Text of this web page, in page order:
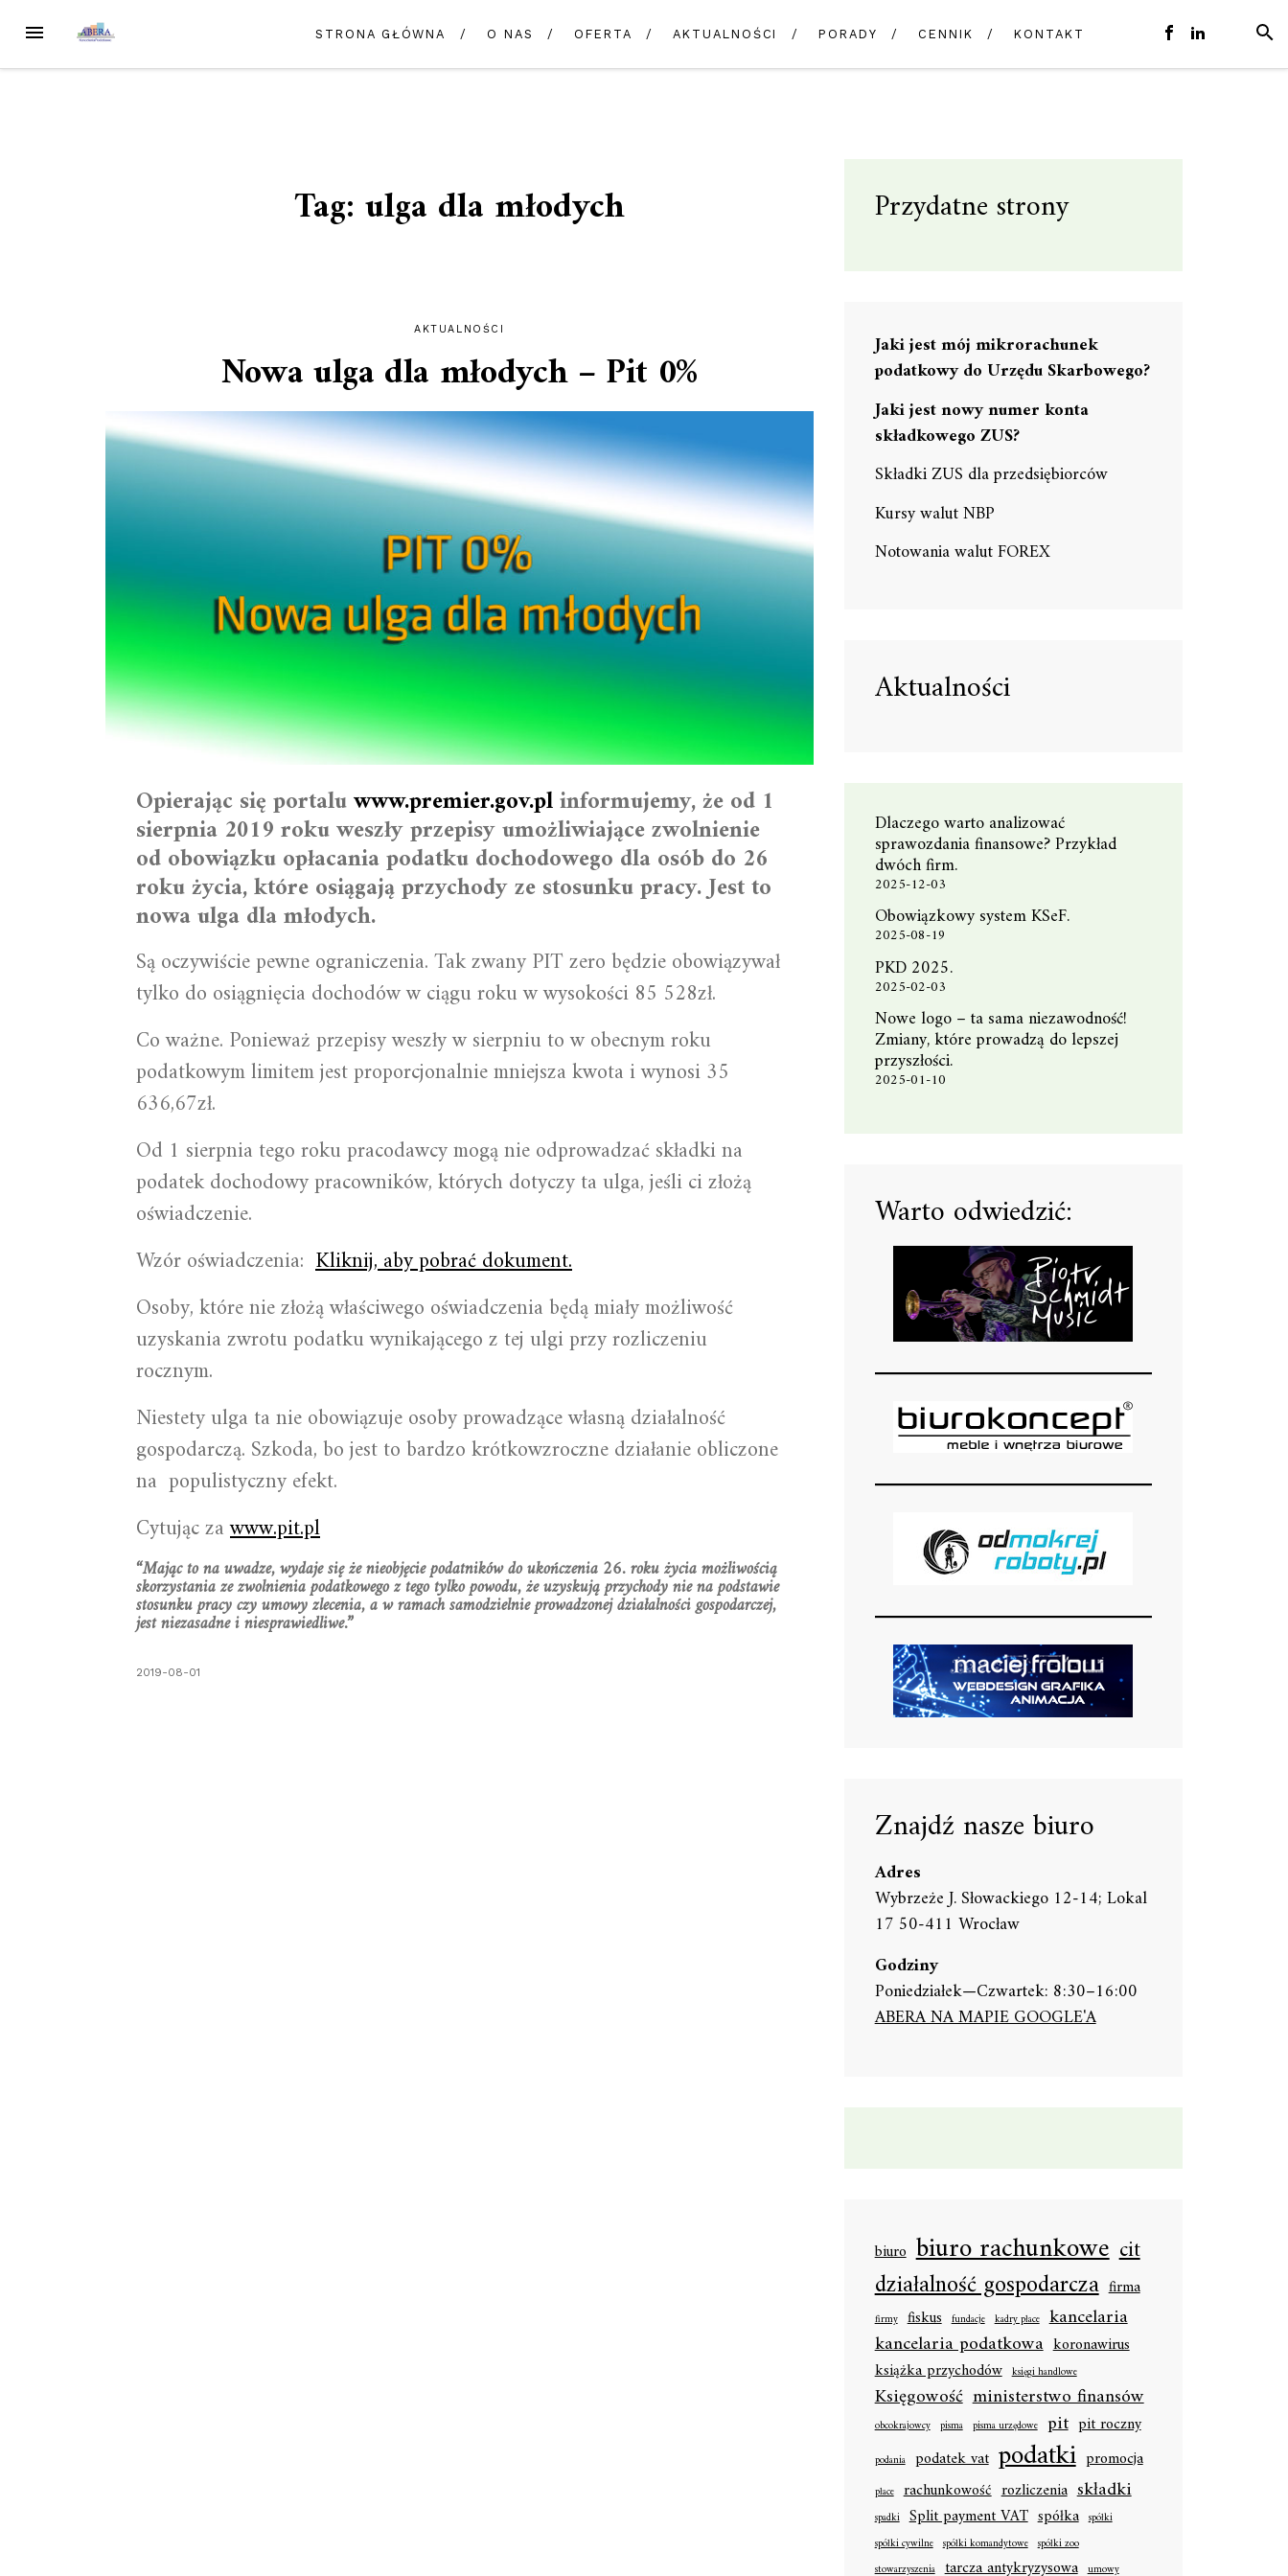
treści
MENU
STRONA GŁÓWNA O NAS OFERTA AKTUALNOŚCI PORADY CENNIK KONTAKT
Tag: ulga dla młodych
AKTUALNOŚCI
Nowa ulga dla młodych – Pit 0%
Opierając się portaluwww.premier.gov.plinformujemy, że od 1
sierpnia 2019 roku weszły przepisy umożliwiające zwolnienie
od obowiązku opłacania podatku dochodowego dla osób do 26
roku życia, które osiągają przychody ze stosunku pracy. Jest to
nowa ulga dla młodych.
Są oczywiście pewne ograniczenia. Tak zwany PIT zero będzie obowiązywał
tylko do osiągnięcia dochodów w ciągu roku w wysokości 85 528zł.
Co ważne. Ponieważ przepisy weszły w sierpniu to w obecnym roku
podatkowym limitem jest proporcjonalnie mniejsza kwota i wynosi 35
636,67zł.
Od 1 sierpnia tego roku pracodawcy mogą nie odprowadzać składki na
podatek dochodowy pracowników, których dotyczy ta ulga, jeśli ci złożą
oświadczenie.
Wzór oświadczenia: Kliknij, aby pobrać dokument.
Osoby, które nie złożą właściwego oświadczenia będą miały możliwość
uzyskania zwrotu podatku wynikającego z tej ulgi przy rozliczeniu
rocznym.
Niestety ulga ta nie obowiązuje osoby prowadzące własną działalność
gospodarczą. Szkoda, bo jest to bardzo krótkowzroczne działanie obliczone
na populistyczny efekt.
Cytując zawww.pit.pl
“Mając to na uwadze, wydaje się że nieobjęcie podatników do ukończenia 26. roku życia możliwością
skorzystania ze zwolnienia podatkowego z tego tylko powodu, że uzyskują przychody nie na podstawie
stosunku pracy czy umowy zlecenia, a w ramach samodzielnie prowadzonej działalności gospodarczej,
jest niezasadne i niesprawiedliwe.”
2019-08-01
Przydatne strony
Jaki jest mój mikrorachunek
podatkowy do Urzędu Skarbowego?
Jaki jest nowy numer konta
składkowego ZUS?
Składki ZUS dla przedsiębiorców
Kursy walut NBP
Notowania walut FOREX
Aktualności
Dlaczego warto analizować
sprawozdania finansowe? Przykład
dwóch firm.
2025-12-03
Obowiązkowy system KSeF.
2025-08-19
PKD 2025.
2025-02-03
Nowe logo – ta sama niezawodność!
Zmiany, które prowadzą do lepszej
przyszłości.
2025-01-10
Warto odwiedzić:
Znajdź nasze biuro
Adres
Wybrzeże J. Słowackiego 12-14; Lokal
17 50-411 Wrocław
Godziny
Poniedziałek—Czwartek: 8:30–16:00
ABERA NA MAPIE GOOGLE'A
biuro biuro rachunkowe cit
działalność gospodarcza firma
firmy fiskus fundacje kadry płace kancelaria
kancelaria podatkowa koronawirus
książka przychodów księgi handlowe
Księgowość ministerstwo finansów
obcokrajowcy pisma pisma urzędowe pit pit roczny
podania podatek vat podatki promocja
płace rachunkowość rozliczenia składki
spadki Split payment VAT spółka spółki
spółki cywilne spółki komandytowe spółki zoo
stowarzyszenia tarcza antykryzysowa umowy